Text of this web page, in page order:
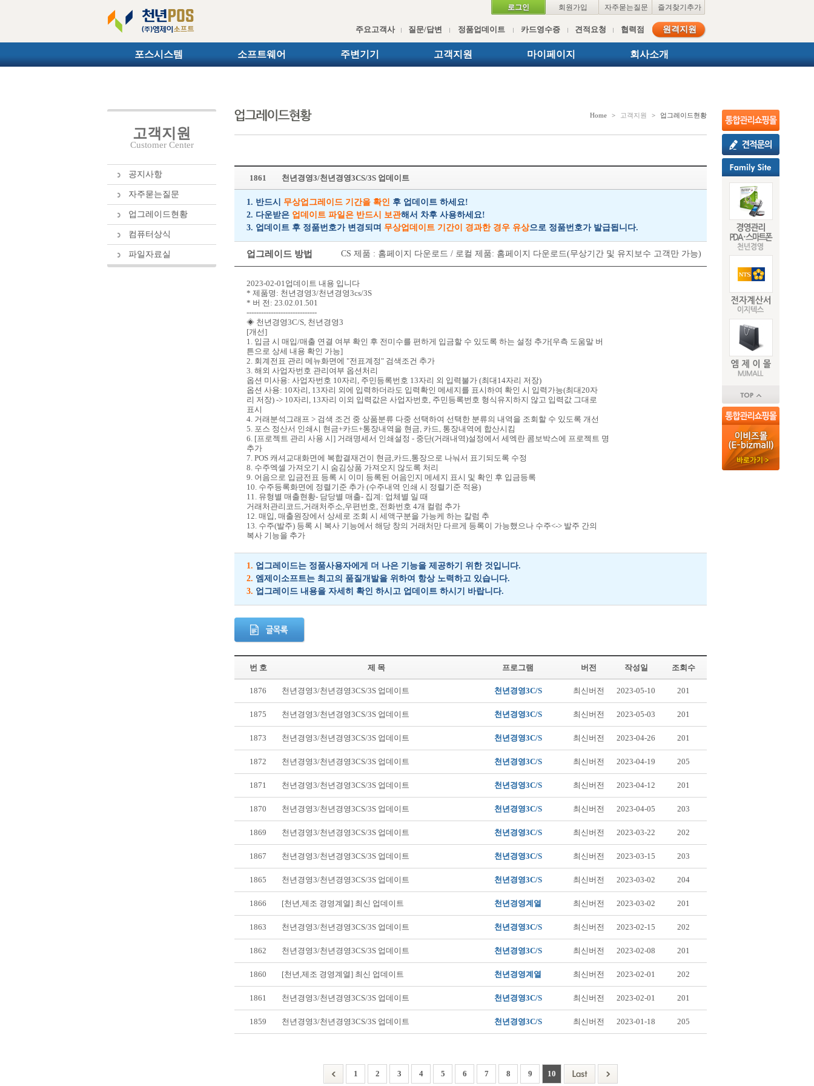
로그인 회원가입 자주묻는질문 즐겨찾기추가
주요고객사 질문/답변 정품업데이트 카드영수증 견적요청 협력점 원격지원
포스시스템 소프트웨어 주변기기 고객지원 마이페이지 회사소개
고객지원
Customer Center
공지사항
자주묻는질문
업그레이드현황
컴퓨터상식
파일자료실
Home > 고객지원 > 업그레이드현황
1861 천년경영3/천년경영3CS/3S 업데이트
1. 반드시 무상업그레이드 기간을 확인 후 업데이트 하세요!
2. 다운받은 업데이트 파일은 반드시 보관해서 차후 사용하세요!
3. 업데이트 후 정품번호가 변경되며 무상업데이트 기간이 경과한 경우 유상으로 정품번호가 발급됩니다.
업그레이드 방법 CS 제품 : 홈페이지 다운로드 / 로컬 제품: 홈페이지 다운로드(무상기간 및 유지보수 고객만 가능)
2023-02-01업데이트 내용 입니다
* 제품명: 천년경영3/천년경영3cs/3S
* 버 전: 23.02.01.501
-----------------------------
◈ 천년경영3C/S, 천년경영3
[개선]
1. 입금 시 매입/매출 연결 여부 확인 후 전미수를 편하게 입금할 수 있도록 하는 설정 추가[우측 도움말 버
튼으로 상세 내용 확인 가능]
2. 회계전표 관리 메뉴화면에 "전표계정" 검색조건 추가
3. 해외 사업자번호 관리여부 옵션처리
옵션 미사용: 사업자번호 10자리, 주민등록번호 13자리 외 입력불가 (최대14자리 저장)
옵션 사용: 10자리, 13자리 외에 입력하더라도 입력확인 메세지를 표시하여 확인 시 입력가능(최대20자
리 저장) -> 10자리, 13자리 이외 입력값은 사업자번호, 주민등록번호 형식유지하지 않고 입력값 그대로
표시
4. 거래분석그래프 > 검색 조건 중 상품분류 다중 선택하여 선택한 분류의 내역을 조회할 수 있도록 개선
5. 포스 정산서 인쇄시 현금+카드+통장내역을 현금, 카드, 통장내역에 합산시킴
6. [프로젝트 관리 사용 시] 거래명세서 인쇄설정 - 중단(거래내역)설정에서 세엑란 콤보박스에 프로젝트 명
추가
7. POS 캐셔교대화면에 복합결재건이 현금,카드,통장으로 나눠서 표기되도록 수정
8. 수주엑셀 가져오기 시 숨김상품 가져오지 않도록 처리
9. 어음으로 입금전표 등록 시 이미 등록된 어음인지 메세지 표시 및 확인 후 입금등록
10. 수주등록화면에 정렬기준 추가 (수주내역 인쇄 시 정렬기준 적용)
11. 유형별 매출현황- 담당별 매출- 집계: 업체별 일 때
거래처관리코드,거래처주소,우편번호, 전화번호 4개 컬럼 추가
12. 매입, 매출원장에서 상세로 조회 시 세액구분을 가능케 하는 칼럼 추
13. 수주(발주) 등록 시 복사 기능에서 해당 창의 거래처만 다르게 등록이 가능했으나 수주<-> 발주 간의
복사 기능을 추가
1. 업그레이드는 정품사용자에게 더 나은 기능을 제공하기 위한 것입니다.
2. 엠제이소프트는 최고의 품질개발을 위하여 항상 노력하고 있습니다.
3. 업그레이드 내용을 자세히 확인 하시고 업데이트 하시기 바랍니다.
번 호 제 목 프로그램 버전 작성일 조회수
1876 천년경영3/천년경영3CS/3S 업데이트 천년경영3C/S 최신버전 2023-05-10 201
1875 천년경영3/천년경영3CS/3S 업데이트 천년경영3C/S 최신버전 2023-05-03 201
1873 천년경영3/천년경영3CS/3S 업데이트 천년경영3C/S 최신버전 2023-04-26 201
1872 천년경영3/천년경영3CS/3S 업데이트 천년경영3C/S 최신버전 2023-04-19 205
1871 천년경영3/천년경영3CS/3S 업데이트 천년경영3C/S 최신버전 2023-04-12 201
1870 천년경영3/천년경영3CS/3S 업데이트 천년경영3C/S 최신버전 2023-04-05 203
1869 천년경영3/천년경영3CS/3S 업데이트 천년경영3C/S 최신버전 2023-03-22 202
1867 천년경영3/천년경영3CS/3S 업데이트 천년경영3C/S 최신버전 2023-03-15 203
1865 천년경영3/천년경영3CS/3S 업데이트 천년경영3C/S 최신버전 2023-03-02 204
1866 [천년,제조 경영계열] 최신 업데이트 천년경영계열 최신버전 2023-03-02 201
1863 천년경영3/천년경영3CS/3S 업데이트 천년경영3C/S 최신버전 2023-02-15 202
1862 천년경영3/천년경영3CS/3S 업데이트 천년경영3C/S 최신버전 2023-02-08 201
1860 [천년,제조 경영계열] 최신 업데이트 천년경영계열 최신버전 2023-02-01 202
1861 천년경영3/천년경영3CS/3S 업데이트 천년경영3C/S 최신버전 2023-02-01 201
1859 천년경영3/천년경영3CS/3S 업데이트 천년경영3C/S 최신버전 2023-01-18 205
1 2 3 4 5 6 7 8 9 10